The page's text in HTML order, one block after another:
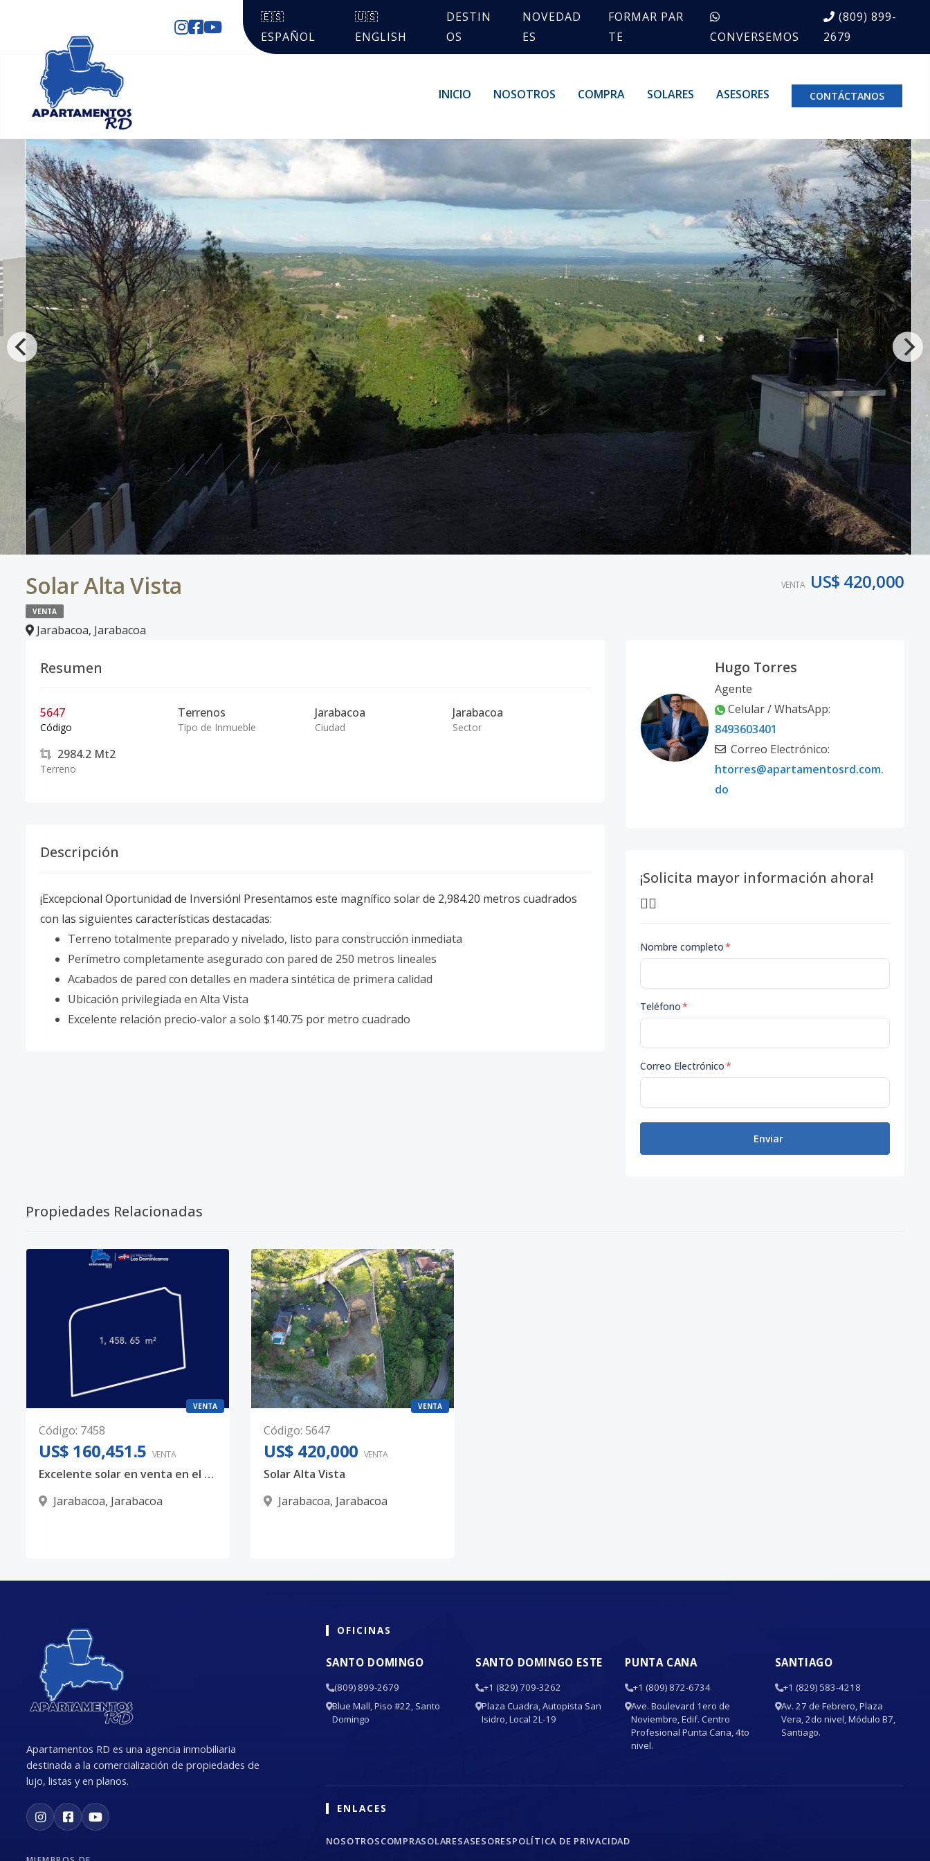
🇪🇸
ESPAÑOL
🇺🇸
ENGLISH
DESTIN
OS
NOVEDAD
ES
FORMAR PAR
TE
CONVERSEMOS
(809) 899-
2679
INICIO NOSOTROS COMPRA SOLARES ASESORES CONTÁCTANOS
Solar Alta Vista
VENTA
Jarabacoa, Jarabacoa
VENTA US$ 420,000
Resumen
5647
Código
Terrenos
Tipo de Inmueble
Jarabacoa
Ciudad
Jarabacoa
Sector
2984.2 Mt2
Terreno
Descripción
¡Excepcional Oportunidad de Inversión! Presentamos este magnífico solar de 2,984.20 metros cuadrados
con las siguientes características destacadas:
Terreno totalmente preparado y nivelado, listo para construcción inmediata
Perímetro completamente asegurado con pared de 250 metros lineales
Acabados de pared con detalles en madera sintética de primera calidad
Ubicación privilegiada en Alta Vista
Excelente relación precio-valor a solo $140.75 por metro cuadrado
Hugo Torres
Agente
Celular / WhatsApp:
8493603401
Correo Electrónico:
htorres@apartamentosrd.com.
do
¡Solicita mayor información ahora!
👇🏽
Nombre completo*
Teléfono*
Correo Electrónico*
Enviar
Propiedades Relacionadas
VENTA
Código: 7458
US$ 160,451.5 VENTA
Excelente solar en venta en el exclusivo Proyecto Colibrí
Jarabacoa, Jarabacoa
VENTA
Código: 5647
US$ 420,000 VENTA
Solar Alta Vista
Jarabacoa, Jarabacoa
Apartamentos RD es una agencia inmobiliaria
destinada a la comercialización de propiedades de
lujo, listas y en planos.
OFICINAS
SANTO DOMINGO
(809) 899-2679
Blue Mall, Piso #22, Santo
Domingo
SANTO DOMINGO ESTE
+1 (829) 709-3262
Plaza Cuadra, Autopista San
Isidro, Local 2L-19
PUNTA CANA
+1 (809) 872-6734
Ave. Boulevard 1ero de
Noviembre, Edif. Centro
Profesional Punta Cana, 4to
nivel.
SANTIAGO
+1 (829) 583-4218
Av. 27 de Febrero, Plaza
Vera, 2do nivel, Módulo B7,
Santiago.
ENLACES
NOSOTROSCOMPRASOLARESASESORESPOLÍTICA DE PRIVACIDAD